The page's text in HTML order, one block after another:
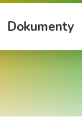
Dokumenty